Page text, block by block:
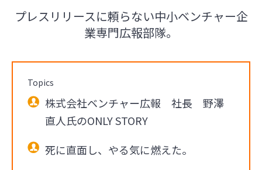
プレスリリースに頼らない中小ベンチャー企
業専門広報部隊。
Topics
株式会社ベンチャー広報 社長 野澤
直人氏のONLY STORY
死に直面し、やる気に燃えた。